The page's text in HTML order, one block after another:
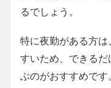
るでしょう。
特に夜勤がある方
すいため、できる
ぶのがおすすめです